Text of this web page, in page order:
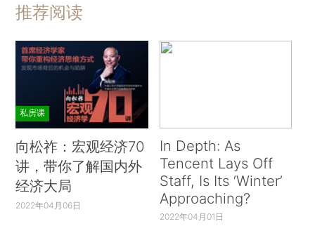
推荐阅读
私房课
向松祚：宏观经济70
讲，带你了解国内外
经济大局
2022年04月06日
In Depth: As
Tencent Lays Off
Staff, Is Its ‘Winter’
Approaching?
2022年04月01日